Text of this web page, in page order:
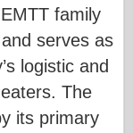
family
serves as
logistic and
The
its primary